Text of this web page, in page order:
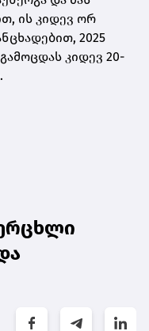
ის კიდევ ორ​​
2025
კიდევ 20-